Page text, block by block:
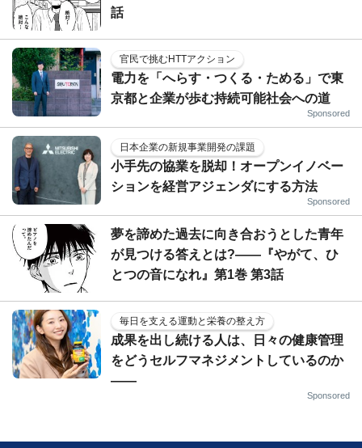
話
官民で挑むHTTアクション
電力を「へらす・つくる・ためる」で東
京都と企業が歩む持続可能社会への道
Sponsored
日本企業の新規事業開発の課題
小手先の協業を脱却！オープンイノベー
ションを経営アジェンダにする方法
Sponsored
夢を諦めた過去に向き合おうとした青年
が見つける答えとは?――『やがて、ひ
とつの音になれ』第1巻 第3話
毎日を支える運動と栄養の整え方
成果を出し続ける人は、日々の健康管理
をどうセルフマネジメントしているのか
——
Sponsored